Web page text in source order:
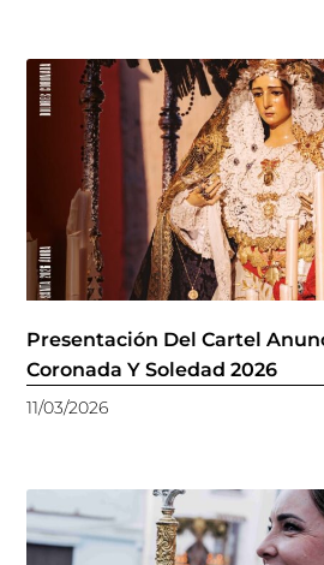
Presentación Del Cartel
Coronada Y Soledad 2026
11/03/2026